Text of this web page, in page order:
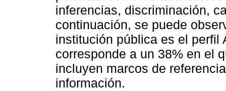
inferencias, discriminación,
continuación, se puede
institución pública es el perfil
corresponde a un 38% en el
incluyen marcos de
información.